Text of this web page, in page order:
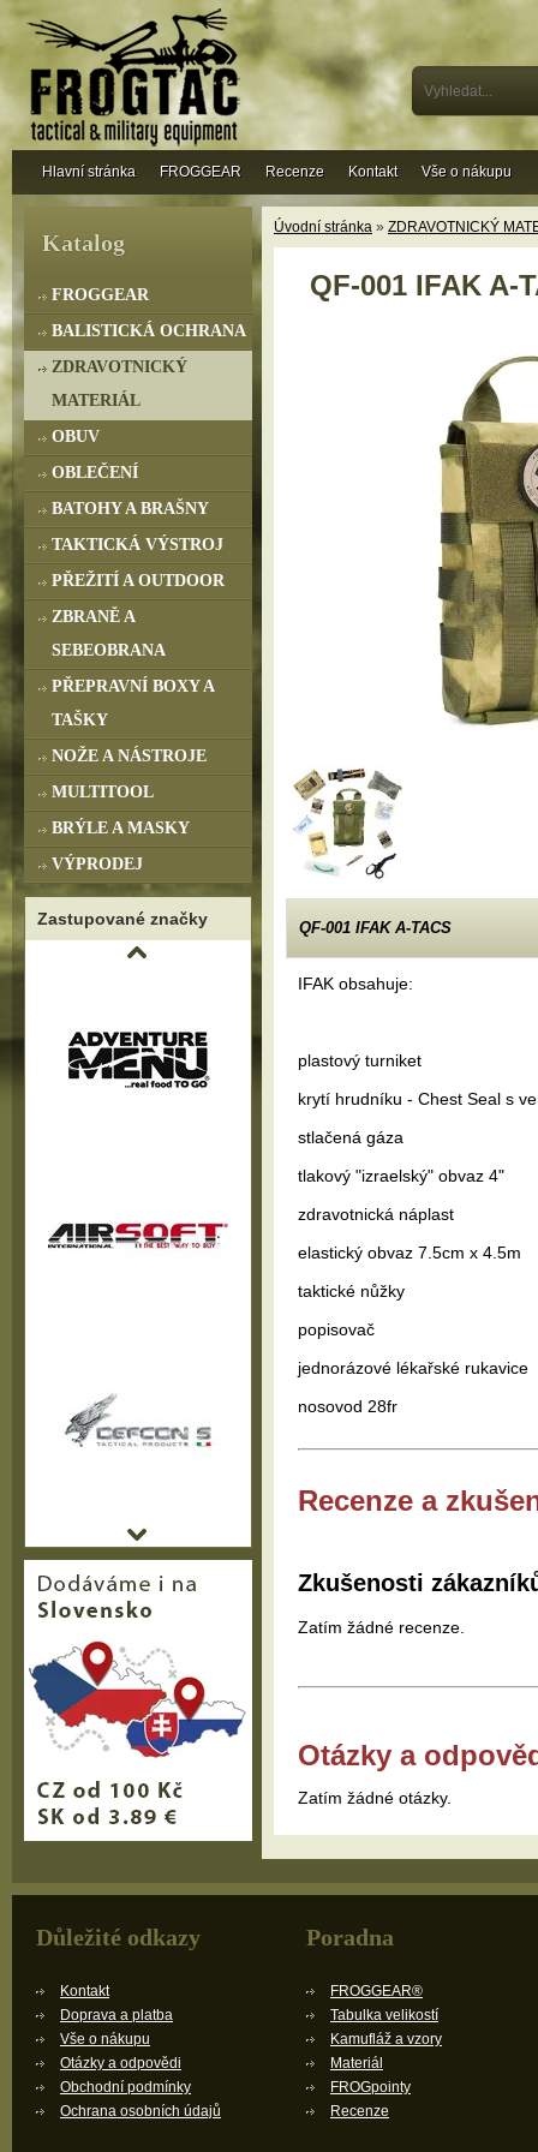
Úvodní stránka » ZDRAVOTNICKÝ
QF-001 IFAK A-
QF-001 IFAK A-TACS
IFAK obsahuje:
plastový turniket
krytí hrudníku - Chest Seal s
stlačená gáza
tlakový "izraelský" obvaz 4"
zdravotnická náplast
elastický obvaz 7.5cm x 4.5m
taktické nůžky
popisovač
jednorázové lékařské rukavice
nosovod 28fr
Recenze a
Zkušenosti
Zatím žádné recenze.
Otázky a
Zatím žádné otázky.
Katalog
FROGGEAR
BALISTICKÁ OCHRANA
ZDRAVOTNICKÝ
MATERIÁL
OBUV
OBLEČENÍ
BATOHY A BRAŠNY
TAKTICKÁ VÝSTROJ
PŘEŽITÍ A OUTDOOR
ZBRANĚ A
SEBEOBRANA
PŘEPRAVNÍ BOXY A
TAŠKY
NOŽE A NÁSTROJE
MULTITOOL
BRÝLE A MASKY
VÝPRODEJ
Zastupované značky
Hlavní stránka FROGGEAR Recenze Kontakt Vše o nákupu
Důležité odkazy
Kontakt
Doprava a platba
Vše o nákupu
Otázky a odpovědi
Obchodní podmínky
Ochrana osobních údajů
Poradna
FROGGEAR®
Tabulka velikostí
Kamufláž a vzory
Materiál
FROGpointy
Recenze